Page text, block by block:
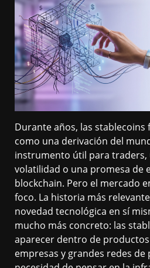
Durante años, las stablecoins
como una derivación del
instrumento útil para traders,
volatilidad o una promesa de
blockchain. Pero el mercado
foco. La historia más
novedad tecnológica en sí
mucho más concreto: las
aparecer dentro de
empresas y grandes redes